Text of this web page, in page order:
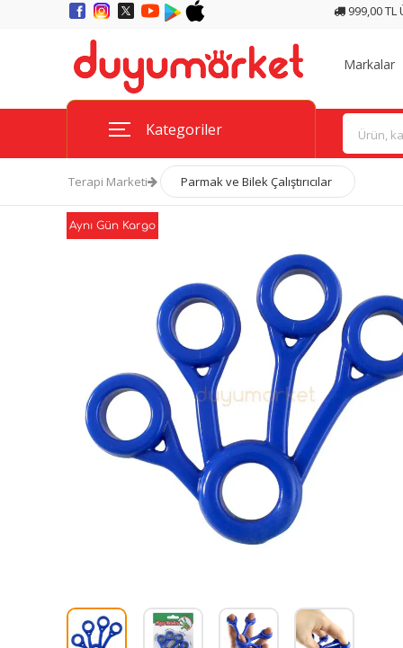
999,00 TL
Markalar
Kategoriler
Terapi Marketi Parmak ve Bilek Çalıştırıcılar
Aynı Gün Kargo